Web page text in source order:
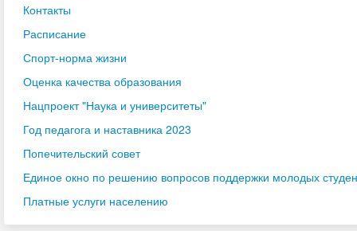
Контакты
Расписание
Спорт-норма жизни
Оценка качества образования
Нацпроект "Наука и университеты"
Год педагога и наставника 2023
Попечительский совет
Единое окно по решению вопросов поддержки молодых
Платные услуги населению